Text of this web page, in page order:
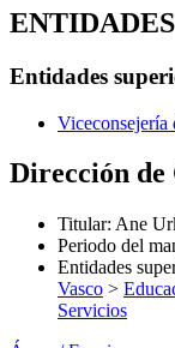
Entidades
Dirección de
Titular: Ane
Periodo del
Entidades
Vasco >
Servicios